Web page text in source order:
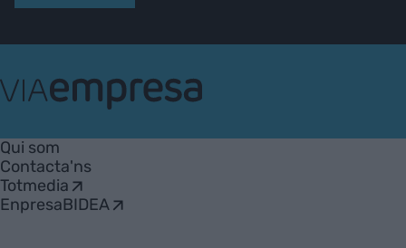
Empresa
Qui som
Contacta'ns
Totmedia
EnpresaBIDEA